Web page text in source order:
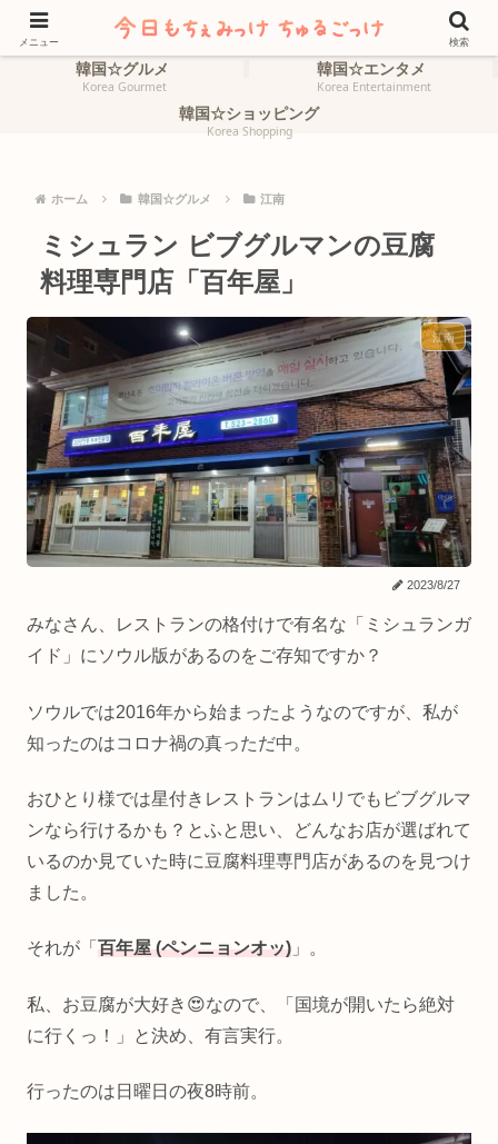
ホーム
HOME
韓国☆旅行
韓国☆グルメ
Korea Gourmet
韓国☆エンタメ
Korea Entertainment
韓国☆ショッピング
Korea Shopping
ホーム 韓国☆グルメ 江南
ミシュラン ビブグルマンの豆腐
料理専門店「百年屋」
江南
2023/8/27
みなさん、レストランの格付けで有名な「ミシュランガ
イド」にソウル版があるのをご存知ですか？
ソウルでは2016年から始まったようなのですが、私が
知ったのはコロナ禍の真っただ中。
おひとり様では星付きレストランはムリでもビブグルマ
ンなら行けるかも？とふと思い、どんなお店が選ばれて
いるのか見ていた時に豆腐料理専門店があるのを見つけ
ました。
それが「 百年屋 (ペンニョンオッ) 」。
私、お豆腐が大好き😍なので、「国境が開いたら絶対
に行くっ！」と決め、有言実行。
行ったのは日曜日の夜8時前。
メニュー 検索